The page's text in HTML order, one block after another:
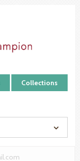
Collections